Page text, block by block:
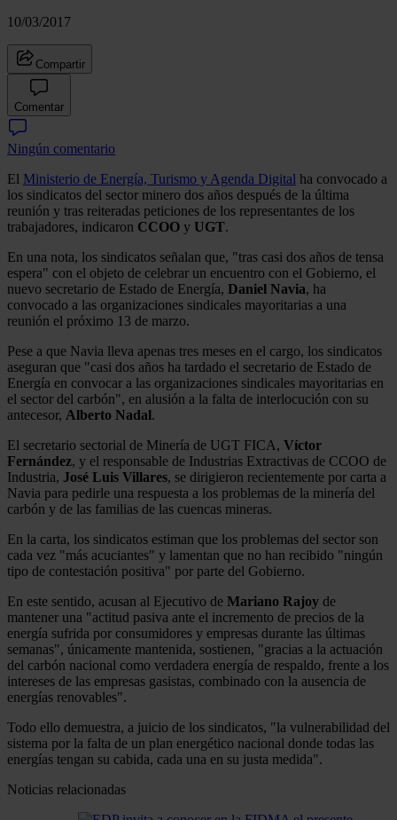
10/03/2017
Compartir
Comentar
Ningún comentario
El Ministerio de Energía, Turismo y Agenda Digital ha convocado a
los sindicatos del sector minero dos años después de la última
reunión y tras reiteradas peticiones de los representantes de los
trabajadores, indicaron CCOO y UGT.
En una nota, los sindicatos señalan que, "tras casi dos años de tensa
espera" con el objeto de celebrar un encuentro con el Gobierno, el
nuevo secretario de Estado de Energía, Daniel Navia, ha
convocado a las organizaciones sindicales mayoritarias a una
reunión el próximo 13 de marzo.
Pese a que Navia lleva apenas tres meses en el cargo, los sindicatos
aseguran que "casi dos años ha tardado el secretario de Estado de
Energía en convocar a las organizaciones sindicales mayoritarias en
el sector del carbón", en alusión a la falta de interlocución con su
antecesor, Alberto Nadal.
El secretario sectorial de Minería de UGT FICA, Víctor
Fernández, y el responsable de Industrias Extractivas de CCOO de
Industria, José Luis Villares, se dirigieron recientemente por carta a
Navia para pedirle una respuesta a los problemas de la minería del
carbón y de las familias de las cuencas mineras.
En la carta, los sindicatos estiman que los problemas del sector son
cada vez "más acuciantes" y lamentan que no han recibido "ningún
tipo de contestación positiva" por parte del Gobierno.
En este sentido, acusan al Ejecutivo de Mariano Rajoy de
mantener una "actitud pasiva ante el incremento de precios de la
energía sufrida por consumidores y empresas durante las últimas
semanas", únicamente mantenida, sostienen, "gracias a la actuación
del carbón nacional como verdadera energía de respaldo, frente a los
intereses de las empresas gasistas, combinado con la ausencia de
energías renovables".
Todo ello demuestra, a juicio de los sindicatos, "la vulnerabilidad del
sistema por la falta de un plan energético nacional donde todas las
energías tengan su cabida, cada una en su justa medida".
Noticias relacionadas